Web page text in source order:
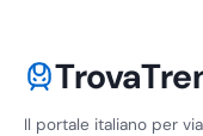
Il portale italiano per